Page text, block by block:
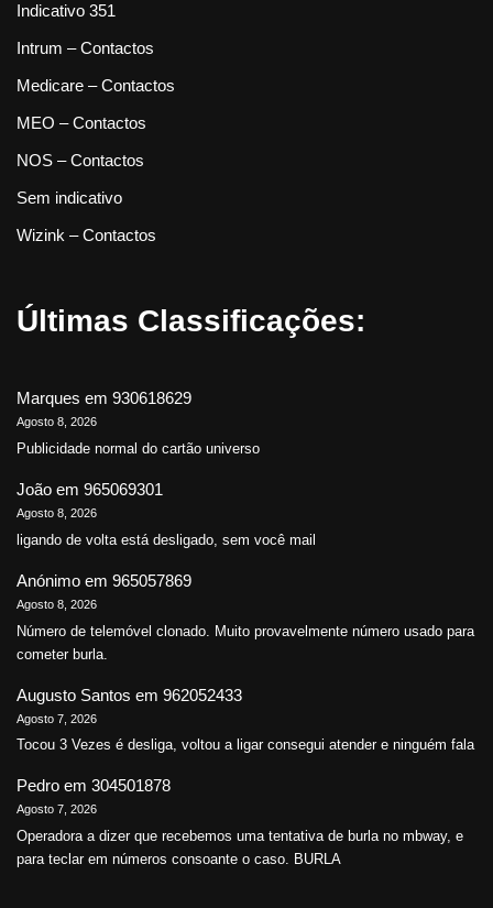
Indicativo 351
Intrum – Contactos
Medicare – Contactos
MEO – Contactos
NOS – Contactos
Sem indicativo
Wizink – Contactos
Últimas Classificações:
Marques em 930618629
Agosto 8, 2026
Publicidade normal do cartão universo
João em 965069301
Agosto 8, 2026
ligando de volta está desligado, sem você mail
Anónimo em 965057869
Agosto 8, 2026
Número de telemóvel clonado. Muito provavelmente número usado para
cometer burla.
Augusto Santos em 962052433
Agosto 7, 2026
Tocou 3 Vezes é desliga, voltou a ligar consegui atender e ninguém fala
Pedro em 304501878
Agosto 7, 2026
Operadora a dizer que recebemos uma tentativa de burla no mbway, e
para teclar em números consoante o caso. BURLA